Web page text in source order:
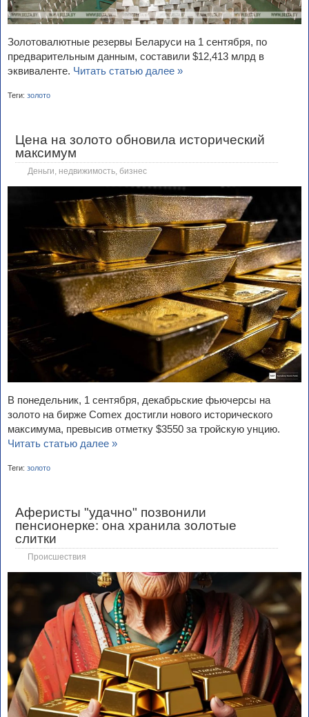
Золотовалютные резервы Беларуси на 1 сентября, по
предварительным данным, составили $12,413 млрд в
эквиваленте. Читать статью далее »
Теги: золото
Цена на золото обновила исторический
максимум
Деньги, недвижимость, бизнес
В понедельник, 1 сентября, декабрьские фьючерсы на
золото на бирже Comex достигли нового исторического
максимума, превысив отметку $3550 за тройскую унцию.
Читать статью далее »
Теги: золото
Аферисты "удачно" позвонили
пенсионерке: она хранила золотые
слитки
Происшествия